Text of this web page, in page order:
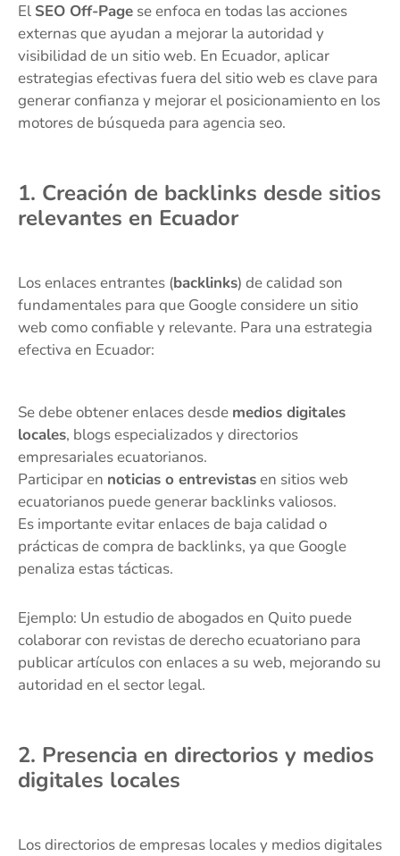
El SEO Off-Page se enfoca en todas las acciones
externas que ayudan a mejorar la autoridad y
visibilidad de un sitio web. En Ecuador, aplicar
estrategias efectivas fuera del sitio web es clave para
generar confianza y mejorar el posicionamiento en los
motores de búsqueda para agencia seo.
1. Creación de backlinks desde sitios
relevantes en Ecuador
Los enlaces entrantes (backlinks) de calidad son
fundamentales para que Google considere un sitio
web como confiable y relevante. Para una estrategia
efectiva en Ecuador:
Se debe obtener enlaces desde medios digitales
locales, blogs especializados y directorios
empresariales ecuatorianos.
Participar en noticias o entrevistasen sitios web
ecuatorianos puede generar backlinks valiosos.
Es importante evitar enlaces de baja calidad o
prácticas de compra de backlinks, ya que Google
penaliza estas tácticas.
Ejemplo: Un estudio de abogados en Quito puede
colaborar con revistas de derecho ecuatoriano para
publicar artículos con enlaces a su web, mejorando su
autoridad en el sector legal.
2. Presencia en directorios y medios
digitales locales
Los directorios de empresas locales y medios digitales